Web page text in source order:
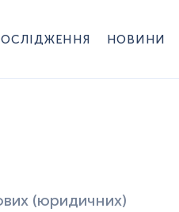
НОВИНИ
(юридичних)